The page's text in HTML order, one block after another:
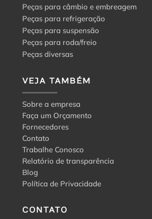
Peças para câmbio e embreagem
Peças para refrigeração
Peças para suspensão
Peças para roda/freio
Peças diversas
VEJA TAMBÉM
Sobre a empresa
Faça um Orçamento
Fornecedores
Contato
Trabalhe Conosco
Relatório de transparência
Blog
Política de Privacidade
CONTATO